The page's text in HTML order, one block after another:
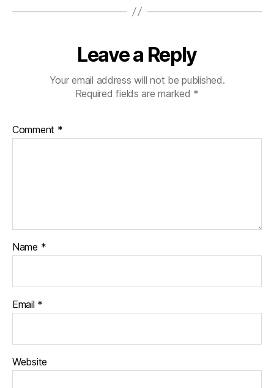
Leave a Reply
Your email address will not be published.
Required fields are marked *
Comment *
Name *
Email *
Website